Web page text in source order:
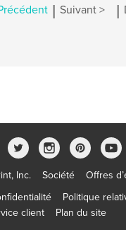
| Suivant > |
Inc. Société
Offres
Politique
client
Plan du site